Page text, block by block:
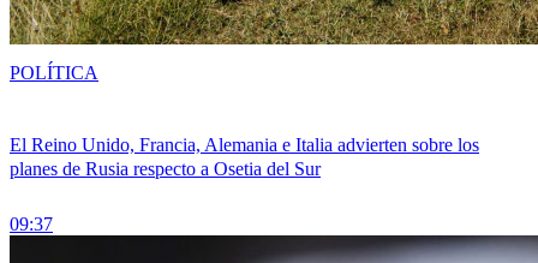
El Reino Unido, Francia, Alemania e Italia advierten sobre los
planes de Rusia respecto a Osetia del Sur
09:37
POLÍTICA